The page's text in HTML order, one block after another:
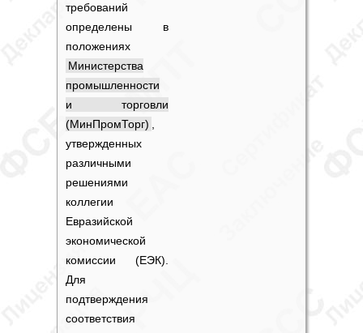
требований
определены в
положениях
Министерства
промышленности
и торговли
(МинПромТорг)
утвержденных
различными
решениями
коллегии
Евразийской
экономической
комиссии (ЕЭК).
Для
подтверждения
соответствия